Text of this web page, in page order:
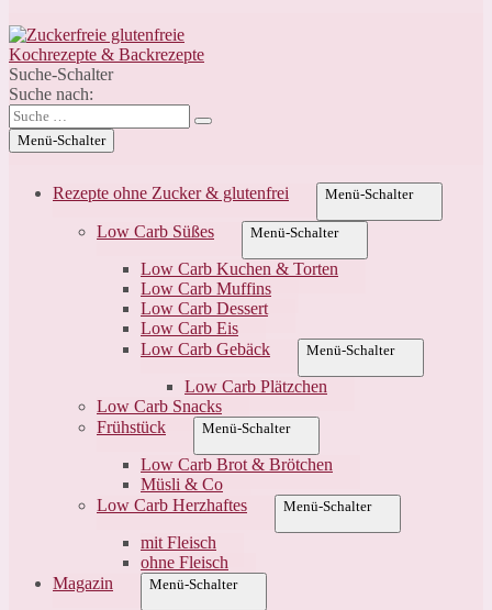
Suche-Schalter
Suche nach:
Menü-Schalter
Rezepte ohne Zucker & glutenfrei Menü-Schalter
Low Carb Süßes Menü-Schalter
Low Carb Kuchen & Torten
Low Carb Muffins
Low Carb Dessert
Low Carb Eis
Low Carb Gebäck
Menü-Schalter
Low Carb Plätzchen
Low Carb Snacks
Frühstück
Menü-Schalter
Low Carb Brot & Brötchen
Müsli & Co
Low Carb Herzhaftes
Menü-Schalter
mit Fleisch
ohne Fleisch
Magazin
Menü-Schalter